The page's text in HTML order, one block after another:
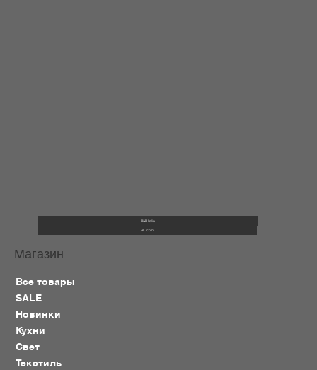
B&B Italia
ALTcoin
Магазин
Все товары
SALE
Новинки
Кухни
Свет
Текстиль